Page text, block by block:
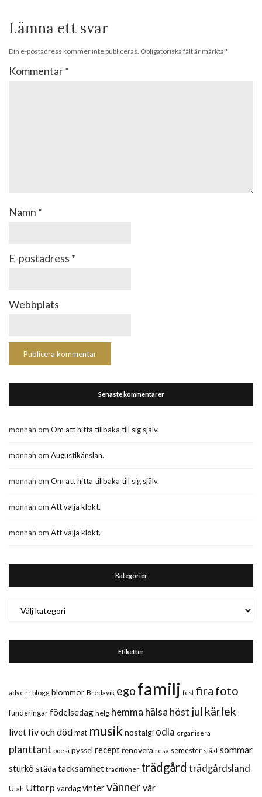
Lämna ett svar
Din e-postadress kommer inte publiceras. Obligatoriska fält är märkta *
Kommentar*
Namn *
E-postadress *
Webbplats
Senaste kommentarer
monnah om Om att hitta tillbaka till sig själv.
monnah om Augustikänslan.
monnah om Om att hitta tillbaka till sig själv.
monnah om Att välja klokt.
monnah om Att välja klokt.
Kategorier
Etiketter
advent blogg blommor Bredavik ego familj fest fira foto
funderingarfödelsedag helg hemma hälsa höst jul kärlek
livet liv och dödmat musik nostalgi odla organisera
planttant poesi pyssel receptrenovera resa semester släkt sommar
sturkö städa tacksamhet traditioner trädgård trädgårdsland
Utah Uttorp vardagvintervänner vår